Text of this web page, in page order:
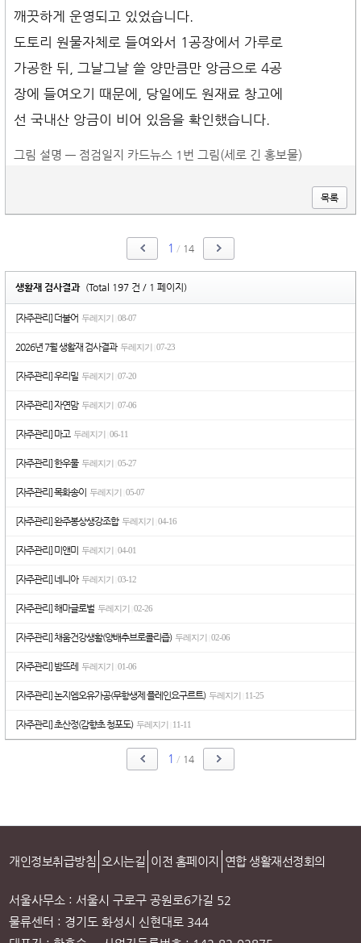
깨끗하게 운영되고 있었습니다.
도토리 원물자체로 들여와서 1공장에서 가루로
가공한 뒤, 그날그날 쓸 양만큼만 앙금으로 4공
장에 들여오기 때문에, 당일에도 원재료 창고에
선 국내산 앙금이 비어 있음을 확인했습니다.
그림 설명 — 점검일지 카드뉴스 1번 그림(세로 긴 홍보물)
목록
1 / 14
생활재 검사결과 (Total 197 건 / 1 페이지)
[자주관리] 더불어 두레지기 08-07
2026년 7월 생활재 검사결과 두레지기 07-23
[자주관리] 우리밀 두레지기 07-20
[자주관리] 자연맘 두레지기 07-06
[자주관리] 마고 두레지기 06-11
[자주관리] 한우물 두레지기 05-27
[자주관리] 목화송이 두레지기 05-07
[자주관리] 완주봉상생강조합 두레지기 04-16
[자주관리] 미앤미 두레지기 04-01
[자주관리] 네니아 두레지기 03-12
[자주관리] 해마글로벌 두레지기 02-26
[자주관리] 채움건강생활(양배추브로콜리즙) 두레지기 02-06
[자주관리] 밤뜨레 두레지기 01-06
[자주관리] 논지엠오유가공(무항생제 플레인요구르트) 두레지기 11-25
[자주관리] 초산정(감향초 청포도) 두레지기 11-11
1 / 14
개인정보취급방침 오시는길 이전 홈페이지 연합 생활재선정회의
서울사무소 : 서울시 구로구 공원로6가길 52
물류센터 : 경기도 화성시 신현대로 344